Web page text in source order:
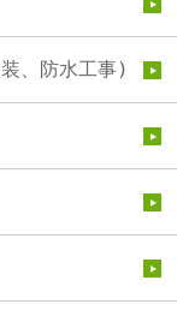
、防水工事)